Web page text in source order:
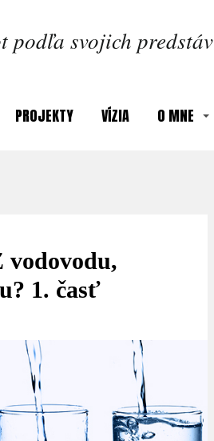
podľa svojich predstáv
PROJEKTY VÍZIA O MNE
1. časť